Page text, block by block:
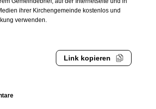
ihrer Kirchengemeinde kostenlos und
verwenden.
Link kopieren